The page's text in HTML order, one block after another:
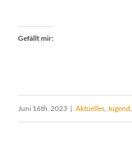
Gefällt mir:
Juni 16th. 2023 | Aktuelles, Jugend,